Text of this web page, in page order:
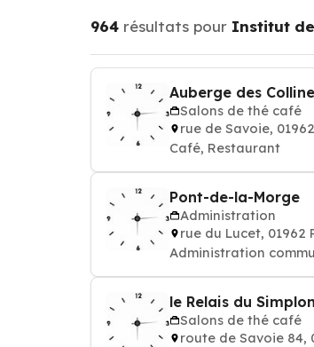
964 résultats pour Institut
Auberge des
Salons de thé café
rue de Savoie,
Café, Restaurant
Pont-de-la-Morge
Administration
rue du Lucet, 01962
Administration
le Relais du Simplon
Salons de thé café
route de Savoie 84,